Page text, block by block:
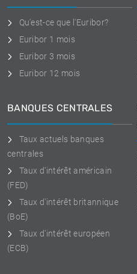
Qu'est-ce que l'Euribor?
Euribor 1 mois
Euribor 3 mois
Euribor 12 mois
BANQUES CENTRALES
Taux actuels banques
centrales
Taux d'intérêt américain
(FED)
Taux d'intérêt britannique
(BoE)
Taux d'intérêt européen
(ECB)